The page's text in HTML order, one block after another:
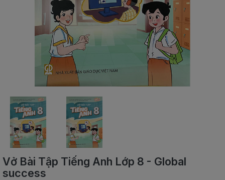
NGOẠI
NGỮ
VPP
-
ĐỒ
DÙNG
SINH
Vở Bài Tập Tiếng Anh Lớp 8 - Global
success